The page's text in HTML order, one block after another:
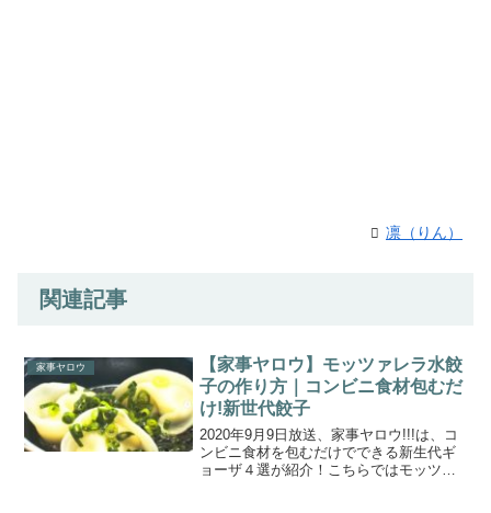
凛（りん）
関連記事
家事ヤロウ
【家事ヤロウ】モッツァレラ水餃
子の作り方｜コンビニ食材包むだ
け!新世代餃子
2020年9月9日放送、家事ヤロウ!!!は、コ
ンビニ食材を包むだけでできる新生代ギ
ョーザ４選が紹介！こちらではモッツァ